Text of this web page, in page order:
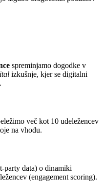
spreminjamo dogodke v
izkušnje, kjer se digitalni
več kot 10 udeležencev
na vhodu.
party data) o dinamiki
(engagement scoring).